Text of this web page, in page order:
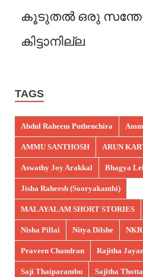
കൂടുതൽ ഒരു
കിട്ടാനില്ല
TAGS
Abdul Raheem Puthenchira
AMMU SANTHOSH ARUN
Aswathy Joy Arakkal Bhagya
Jisha Raheesh (Sooryakanthi)
MALAYALAM SHORT STORIES
Nisha Pillai Nitya Dilshe
Praveen Chandran Rajitha
Saji Thaiparambu Sajitha